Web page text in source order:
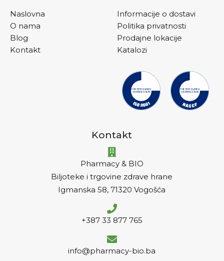
Naslovna
O nama
Blog
Kontakt
Informacije o dostavi
Politika privatnosti
Prodajne lokacije
Katalozi
Kontakt
Pharmacy & BIO
Biljoteke i trgovine zdrave hrane
Igmanska 58, 71320 Vogošća
+387 33 877 765
info@pharmacy-bio.ba